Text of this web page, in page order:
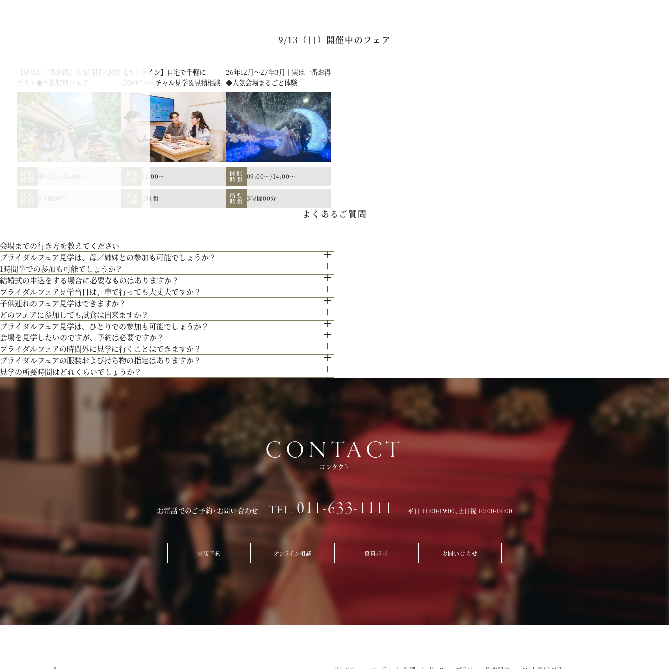
お二人の希望に合わせた挙式のスタイル（挙式のみ、披露宴、パーティー等）や予算に応じたプランニングをさせていただき
つ貴田岡シェフの試食をお楽しみください！
個性やテーマに合わせて素敵な空間を作り上げます！ウェディングのテーマやお二人のこだわりを反映させたオリジナルの会
場コーディネートをお楽しみください。
200年の歴史ある厳かな雰囲気に包まれる大聖堂で、結婚式の真髄を感じていただける見学ツアー。広大な空間と圧倒的な美
しさを誇る大聖堂で、神聖な儀式が執り行われる特別な場所を、ぜひ実際にご体感ください♪
３Dプロジェクションマッピングを始め、先輩カップル絶賛の最先端のウェディング演出の数々をご紹介。ゲストと楽しむ演
出、お姫様のように注目される演出、あなたの理想にあったものをご提案します。
9/13（日）開催中のフェア
【早めが一番お得】人気日程×お得
プラン◆早割特典フェア
09:00～ 14:00～
3時間00分
【オンライン】自宅で手軽に
◎360°バーチャル見学＆見積相談
11:00～
2時間
26年12月～27年3月｜実は一番お得
◆人気会場まるごと体験
開催
時間 09:00～/14:00～
所要
時間 3時間00分
よくあるご質問
会場までの行き方を教えてください
●お車でお越しの方へ JR札幌駅から約15分 地下鉄西28丁目から約3分
●交通機関をご利用の方へ 地下鉄東西線「西28丁目」駅下車 2番出口より徒歩約15分となっております。
ブライダルフェア見学は、母／姉妹との参加も可能でしょうか？
もちろん可能です。親御様やご家族との参加も歓迎しております。
1時間半での参加も可能でしょうか？
通常、会場見学と試食で3時間程となります。時間内で必要なご案内にてご対応させて頂きます。
結婚式の申込をする場合に必要なものはありますか？
お内金と印鑑をお持ちいただいております。都度、プランナーよりご案内させて頂きますのでご安心ください。
ブライダルフェア見学当日は、車で行っても大丈夫ですか？
お車でお越しいただいても大丈夫です。その際は、会場併設の無料駐車場をご利用下さい。
子供連れのフェア見学はできますか？
もちろん可能です。授乳室等もご用意しておりますのでご安心ください。
また、お子様連れでのご来館が不安な場合は、オンライン相談フェアもご検討下さい。
どのフェアに参加しても試食は出来ますか？
「試食」マークのついているフェアにて、シェフ厳選料理の無料試食を行っております。
ブライダルフェア見学は、ひとりでの参加も可能でしょうか？
もちろん可能です。おひとり様でのご見学も歓迎しております。
会場を見学したいのですが、予約は必要ですか？
予約制ではございませんが、予約の方優先でご案内をしております。
事前にご予約頂けますとご希望の日時に見学確実かと存じますので、ブライダルフェアページより予約、またはお電話にてお
問い合わせください。
ブライダルフェアの時間外に見学に行くことはできますか？
ブライダルフェア開催時間帯での参加が難しい場合は、お電話にてお気軽にご相談下さい。
ブライダルフェアの服装および持ち物の指定はありますか？
特に指定はございません。服装は普段着でお気軽にお越しください。
持ち物は、写真が撮れるもの、筆記用具をお持ちいただけるとご検討の際に役立つかと思います。
見学の所要時間はどれくらいでしょうか？
ご試食やお見積もり・日程のご提示を含めて３時間程お時間を頂いております。
お時間に限りがある場合は、短縮も可能ですのでお気軽にお申し付けくださいませ。
CONTACT
コンタクト
お電話でのご予約・お問い合わせ TEL.011-633-1111 平日 11:00-19:00、土日祝 10:00-19:00
来店予約 オンライン相談 資料請求 お問い合わせ